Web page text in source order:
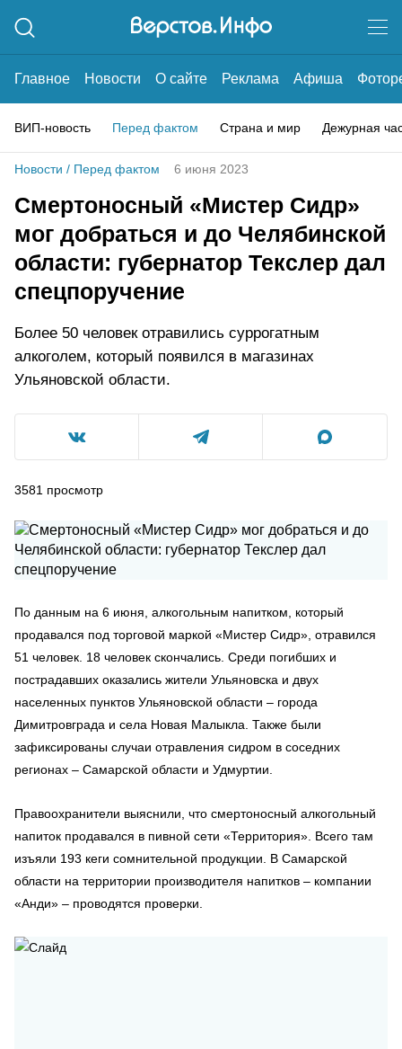
Главное Новости О сайте Реклама Афиша
ВИП-новость Перед фактом Страна и мир Дежурная
Новости / Перед фактом 6 июня 2023
Смертоносный «Мистер Сидр»
мог добраться и до Челябинской
области: губернатор Текслер дал
спецпоручение
Более 50 человек отравились суррогатным
алкоголем, который появился в магазинах
Ульяновской области.
3581 просмотр
По данным на 6 июня, алкогольным напитком, который
продавался под торговой маркой «Мистер Сидр», отравился
51 человек. 18 человек скончались. Среди погибших и
пострадавших оказались жители Ульяновска и двух
населенных пунктов Ульяновской области – города
Димитровграда и села Новая Малыкла. Также были
зафиксированы случаи отравления сидром в соседних
регионах – Самарской области и Удмуртии.
Правоохранители выяснили, что смертоносный алкогольный
напиток продавался в пивной сети «Территория». Всего там
изъяли 193 кеги сомнительной продукции. В Самарской
области на территории производителя напитков – компании
«Анди» – проводятся проверки.